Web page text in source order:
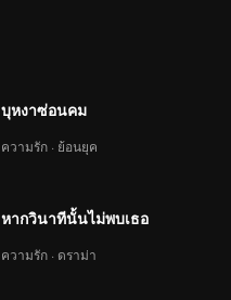
บุหงาซ่อนคม
ความรัก · ย้อนยุค
หากวินาทีนั้นไม่พบเธอ
ความรัก · ดราม่า